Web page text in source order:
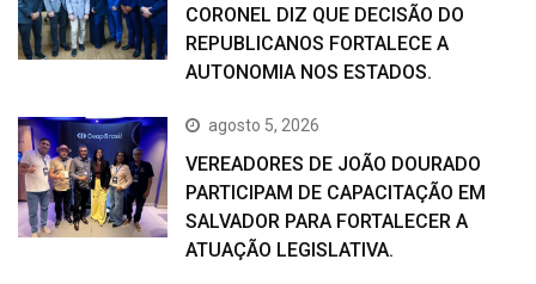
CORONEL DIZ QUE DECISÃO DO
REPUBLICANOS FORTALECE A
AUTONOMIA NOS ESTADOS.
agosto 5, 2026
VEREADORES DE JOÃO DOURADO
PARTICIPAM DE CAPACITAÇÃO EM
SALVADOR PARA FORTALECER A
ATUAÇÃO LEGISLATIVA.